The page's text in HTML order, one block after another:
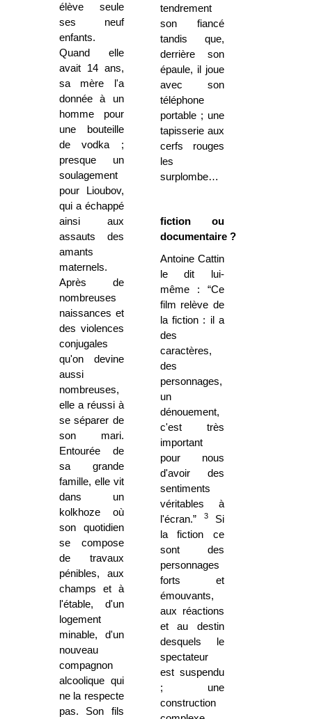
élève seule
ses neuf
enfants.
Quand elle
avait 14 ans,
sa mère l'a
donnée à un
homme pour
une bouteille
de vodka ;
presque un
soulagement
pour Lioubov,
qui a échappé
ainsi aux
assauts des
amants
maternels.
Après de
nombreuses
naissances et
des violences
conjugales
qu'on devine
aussi
nombreuses,
elle a réussi à
se séparer de
son mari.
Entourée de
sa grande
famille, elle vit
dans un
kolkhoze où
son quotidien
se compose
de travaux
pénibles, aux
champs et à
l'étable, d'un
logement
minable, d'un
nouveau
compagnon
alcoolique qui
ne la respecte
pas. Son fils
tendrement
son fiancé
tandis que,
derrière son
épaule, il joue
avec son
téléphone
portable ; une
tapisserie aux
cerfs rouges
les
surplombe…
fiction ou
documentaire ?
Antoine Cattin
le dit lui-
même : “Ce
film relève de
la fiction : il a
des
caractères,
des
personnages,
un
dénouement,
c'est très
important
pour nous
d'avoir des
sentiments
véritables à
l'écran.”
3 Si
la fiction ce
sont des
personnages
forts et
émouvants,
aux réactions
et au destin
desquels le
spectateur
est suspendu
; une
construction